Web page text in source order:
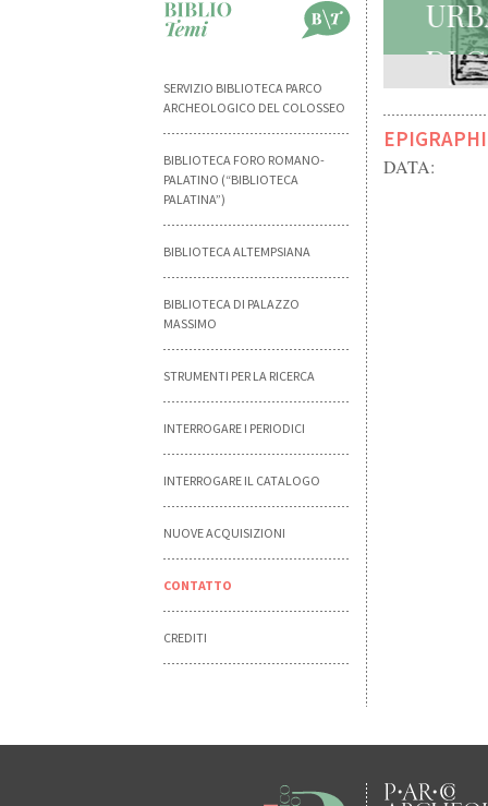
SERVIZIO BIBLIOTECA PARCO
ARCHEOLOGICO DEL COLOSSEO
BIBLIOTECA FORO ROMANO-
PALATINO (“BIBLIOTECA
PALATINA”)
BIBLIOTECA ALTEMPSIANA
BIBLIOTECA DI PALAZZO
MASSIMO
STRUMENTI PER LA RICERCA
INTERROGARE I PERIODICI
INTERROGARE IL CATALOGO
NUOVE ACQUISIZIONI
CONTATTO
CREDITI
DATA: